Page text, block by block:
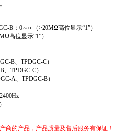
B：0～∞（>20MΩ高位显示“1”）
位显示“1”）
B、TPDGC-C）
、TPDGC-C）
A、TPDGC-B）
商的产品，产品质量及售后服务有保证！